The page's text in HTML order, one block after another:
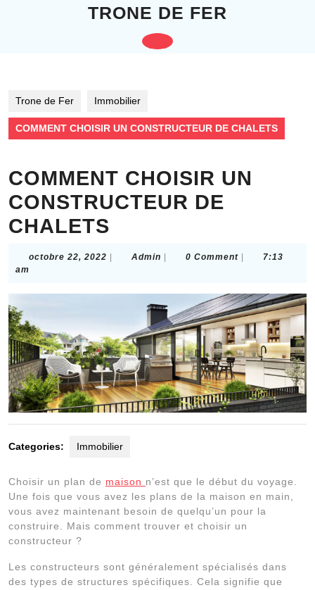
TRONE DE FER
Open
Trone de Fer Immobilier
COMMENT CHOISIR UN CONSTRUCTEUR DE CHALETS
COMMENT CHOISIR UN
CONSTRUCTEUR DE
CHALETS
octobre 22, 2022 octobreAdmin Admin0 Comment
7:13
am
Categories: Immobilier
Choisir un plan de maison n’est que le début du voyage.
Une fois que vous avez les plans de la maison en main,
vous avez maintenant besoin de quelqu’un pour la
construire. Mais comment trouver et choisir un
constructeur ?
Les constructeurs sont généralement spécialisés dans
des types de structures spécifiques. Cela signifie que